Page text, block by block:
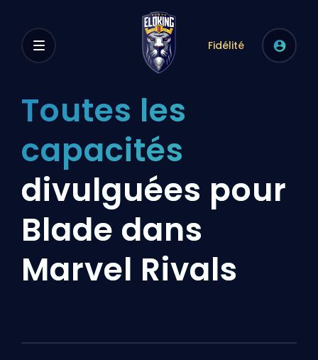
Fidélité
Toutes les
capacités
divulguées pour
Blade dans
Marvel Rivals